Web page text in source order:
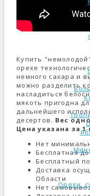
Орехи,
Купить
орехе
немного сахара и
можно разделить
насладиться
мякоть пригодна
дальнейшего
десертов. Вес
Цена указана за
Нет
Бесплатная
Бесплатный
Доставка
Области
Нет